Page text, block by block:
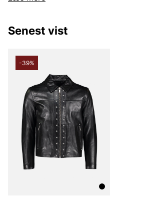
udvalg, der emmer af selvtillid og stil.
Senest vist
-39%